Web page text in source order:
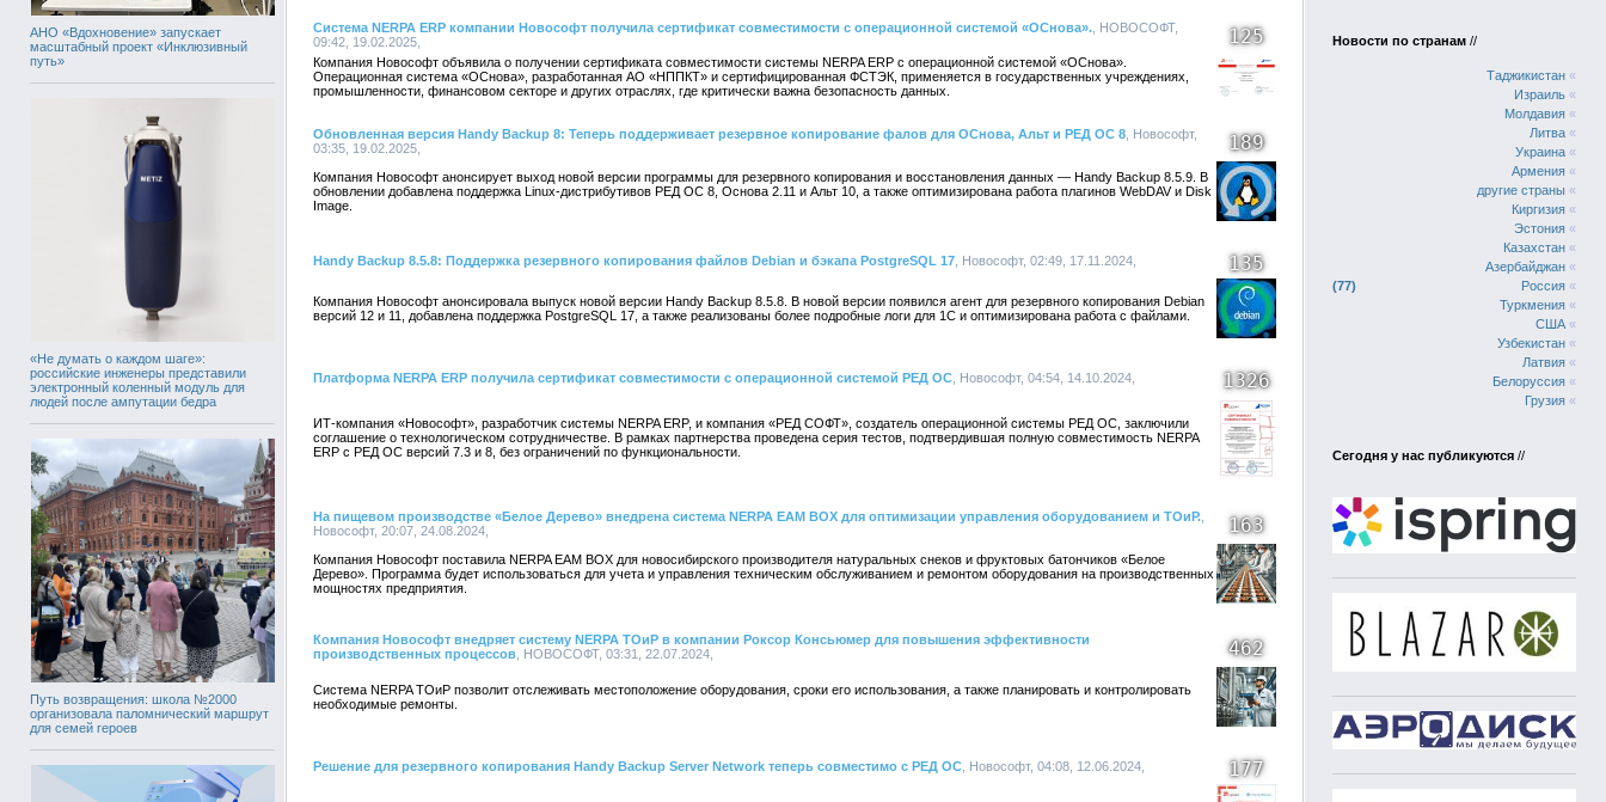
АНО «Вдохновение» запускает
масштабный проект «Инклюзивный
путь»
«Не думать о каждом шаге»:
российские инженеры представили
электронный коленный модуль для
людей после ампутации бедра
Путь возвращения: школа №2000
организовала паломнический маршрут
для семей героев
Система NERPA ERP компании Новософт получила сертификат совместимости с операционной системой «ОСнова». , НОВОСОФТ,
09:42, 19.02.2025,
125
Компания Новософт объявила о получении сертификата совместимости системы NERPA ERP с операционной системой «ОСнова».
Операционная система «ОСнова», разработанная АО «НППКТ» и сертифицированная ФСТЭК, применяется в государственных учреждениях,
промышленности, финансовом секторе и других отраслях, где критически важна безопасность данных.
Обновленная версия Handy Backup 8: Теперь поддерживает резервное копирование фалов для ОСнова, Альт и РЕД ОС 8 , Новософт,
03:35, 19.02.2025,
189
Компания Новософт анонсирует выход новой версии программы для резервного копирования и восстановления данных — Handy Backup 8.5.9. В
обновлении добавлена поддержка Linux-дистрибутивов РЕД ОС 8, Основа 2.11 и Альт 10, а также оптимизирована работа плагинов WebDAV и Disk
Image.
Handy Backup 8.5.8: Поддержка резервного копирования файлов Debian и бэкапа PostgreSQL 17 , Новософт, 02:49, 17.11.2024, 135
Компания Новософт анонсировала выпуск новой версии Handy Backup 8.5.8. В новой версии появился агент для резервного копирования Debian
версий 12 и 11, добавлена поддержка PostgreSQL 17, а также реализованы более подробные логи для 1С и оптимизирована работа с файлами.
Платформа NERPA ERP получила сертификат совместимости с операционной системой РЕД ОС , Новософт, 04:54, 14.10.2024, 1326
ИТ-компания «Новософт», разработчик системы NERPA ERP, и компания «РЕД СОФТ», создатель операционной системы РЕД ОС, заключили
соглашение о технологическом сотрудничестве. В рамках партнерства проведена серия тестов, подтвердившая полную совместимость NERPA
ERP с РЕД ОС версий 7.3 и 8, без ограничений по функциональности.
На пищевом производстве «Белое Дерево» внедрена система NERPA EAM BOX для оптимизации управления оборудованием и ТОиР.
Новософт, 20:07, 24.08.2024,
163
Компания Новософт поставила NERPA EAM BOX для новосибирского производителя натуральных снеков и фруктовых батончиков «Белое
Дерево». Программа будет использоваться для учета и управления техническим обслуживанием и ремонтом оборудования на производственных
мощностях предприятия.
Компания Новософт внедряет систему NERPA ТОиР в компании Роксор Консьюмер для повышения эффективности
производственных процессов , НОВОСОФТ, 03:31, 22.07.2024, 462
Система NERPA ТОиР позволит отслеживать местоположение оборудования, сроки его использования, а также планировать и контролировать
необходимые ремонты.
Решение для резервного копирования Handy Backup Server Network теперь совместимо с РЕД ОС , Новософт, 04:08, 12.06.2024, 177
Новости по странам //
Таджикистан «
Израиль «
Молдавия «
Литва «
Украина «
Армения «
другие страны «
Киргизия «
Эстония «
Казахстан «
Азербайджан «
77
Россия «
Туркмения «
США «
Узбекистан «
Латвия «
Белоруссия «
Грузия «
Сегодня у нас публикуются //